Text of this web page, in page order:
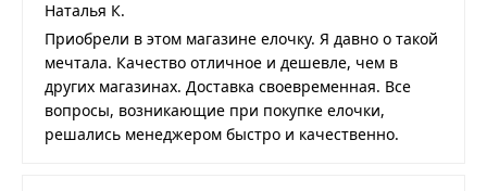
Наталья К.
Приобрели в этом магазине елочку. Я давно о такой
мечтала. Качество отличное и дешевле, чем в
других магазинах. Доставка своевременная. Все
вопросы, возникающие при покупке елочки,
решались менеджером быстро и качественно.